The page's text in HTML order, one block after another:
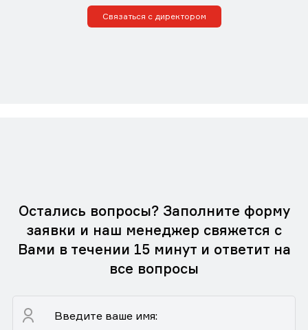
Связаться с директором
Остались вопросы? Заполните форму
заявки и наш менеджер свяжется с
Вами в течении 15 минут и ответит на
все вопросы